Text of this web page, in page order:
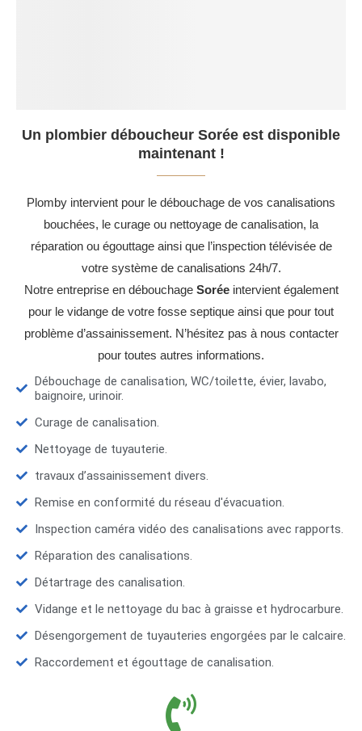
Un plombier déboucheur Sorée est disponible
maintenant !
Plomby intervient pour le débouchage de vos canalisations
bouchées, le curage ou nettoyage de canalisation, la
réparation ou égouttage ainsi que l’inspection télévisée de
votre système de canalisations 24h/7.
Notre entreprise en débouchage Soréeintervient également
pour le vidange de votre fosse septique ainsi que pour tout
problème d’assainissement. N’hésitez pas à nous contacter
pour toutes autres informations.
Débouchage de canalisation, WC/toilette, évier, lavabo,
baignoire, urinoir.
Curage de canalisation.
Nettoyage de tuyauterie.
travaux d’assainissement divers.
Remise en conformité du réseau d'évacuation.
Inspection caméra vidéo des canalisations avec rapports.
Réparation des canalisations.
Détartrage des canalisation.
Vidange et le nettoyage du bac à graisse et hydrocarbure.
Désengorgement de tuyauteries engorgées par le calcaire.
Raccordement et égouttage de canalisation.